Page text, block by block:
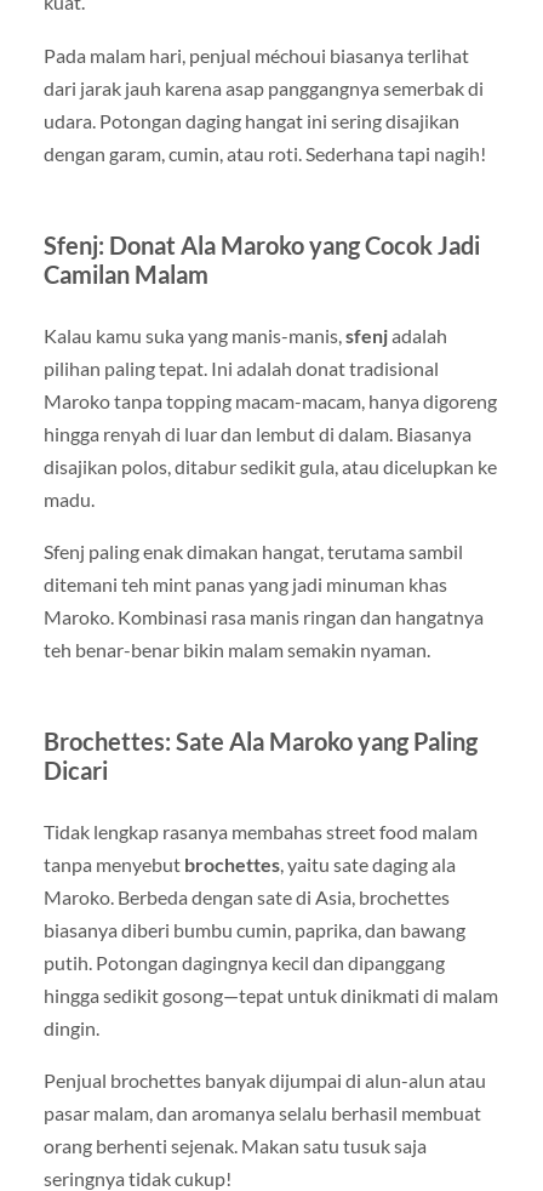
Pada malam hari, penjual méchoui biasanya terlihat
dari jarak jauh karena asap panggangnya semerbak di
udara. Potongan daging hangat ini sering disajikan
dengan garam, cumin, atau roti. Sederhana tapi nagih!
Sfenj: Donat Ala Maroko yang Cocok Jadi
Camilan Malam
Kalau kamu suka yang manis-manis, sfenjadalah
pilihan paling tepat. Ini adalah donat tradisional
Maroko tanpa topping macam-macam, hanya digoreng
hingga renyah di luar dan lembut di dalam. Biasanya
disajikan polos, ditabur sedikit gula, atau dicelupkan ke
madu.
Sfenj paling enak dimakan hangat, terutama sambil
ditemani teh mint panas yang jadi minuman khas
Maroko. Kombinasi rasa manis ringan dan hangatnya
teh benar-benar bikin malam semakin nyaman.
Brochettes: Sate Ala Maroko yang Paling
Dicari
Tidak lengkap rasanya membahas street food malam
tanpa menyebut brochettes, yaitu sate daging ala
Maroko. Berbeda dengan sate di Asia, brochettes
biasanya diberi bumbu cumin, paprika, dan bawang
putih. Potongan dagingnya kecil dan dipanggang
hingga sedikit gosong—tepat untuk dinikmati di malam
dingin.
Penjual brochettes banyak dijumpai di alun-alun atau
pasar malam, dan aromanya selalu berhasil membuat
orang berhenti sejenak. Makan satu tusuk saja
seringnya tidak cukup!